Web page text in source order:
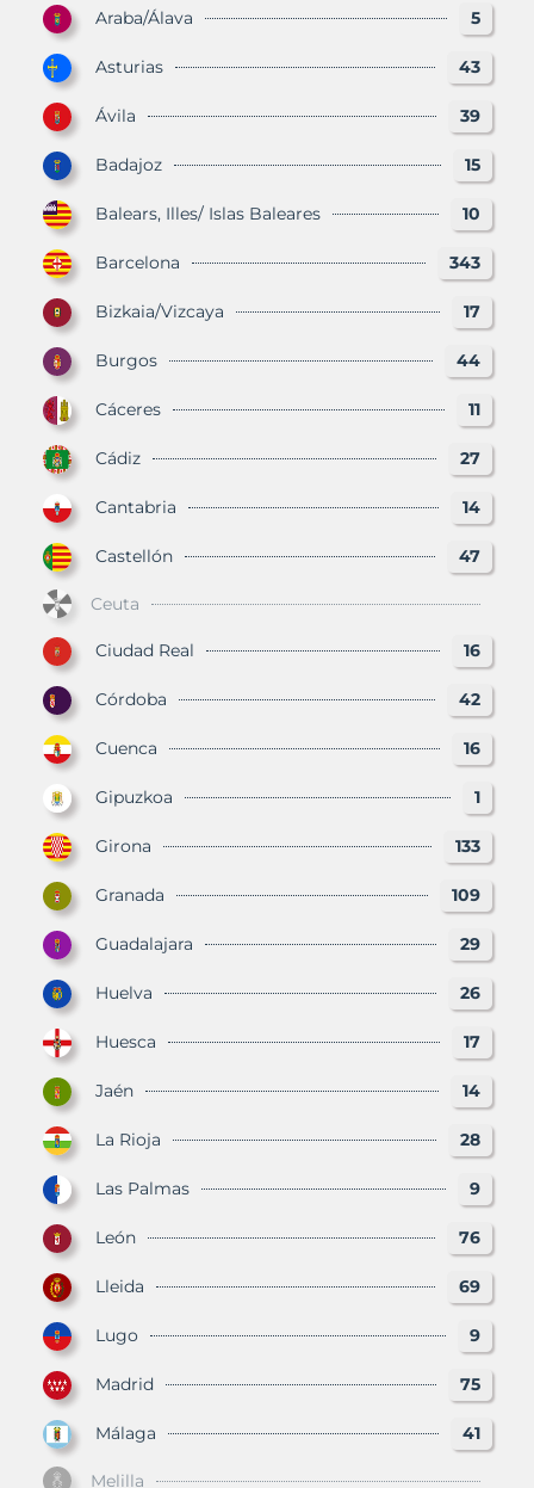
Araba/Álava 5
Asturias 43
Ávila 39
Badajoz 15
Balears, Illes/ Islas Baleares 10
Barcelona 343
Bizkaia/Vizcaya 17
Burgos 44
Cáceres 11
Cádiz 27
Cantabria 14
Castellón 47
Ceuta
Ciudad Real 16
Córdoba 42
Cuenca 16
Gipuzkoa 1
Girona 133
Granada 109
Guadalajara 29
Huelva 26
Huesca 17
Jaén 14
La Rioja 28
Las Palmas 9
León 76
Lleida 69
Lugo 9
Madrid 75
Málaga 41
Melilla